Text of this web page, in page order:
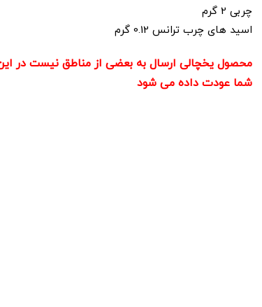
چربی 2 گرم
اسید های چرب ترانس 0.12 گرم
محصول یخچالی ارسال به بعضی از مناطق نیست در
شما عودت داده می شود